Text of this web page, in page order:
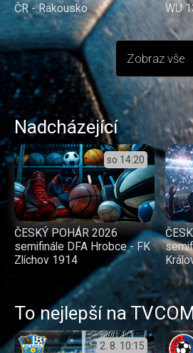
ČR - Rakousko WU
Zobraz vše
Nadcházející
so 14:20
ČESKÝ POHÁR 2026
semifinále DFA Hrobce - FK
Zlíchov 1914
To nejlepší na
2. 8. 10:15